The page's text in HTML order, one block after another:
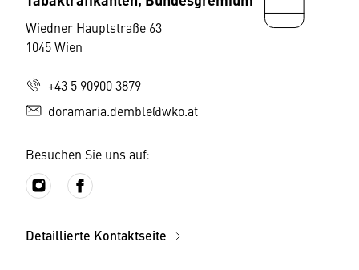
Wiedner Hauptstraße 63
1045 Wien
+43 5 90900 3879
doramaria.demble@wko.at
Besuchen Sie uns auf:
Detaillierte Kontaktseite